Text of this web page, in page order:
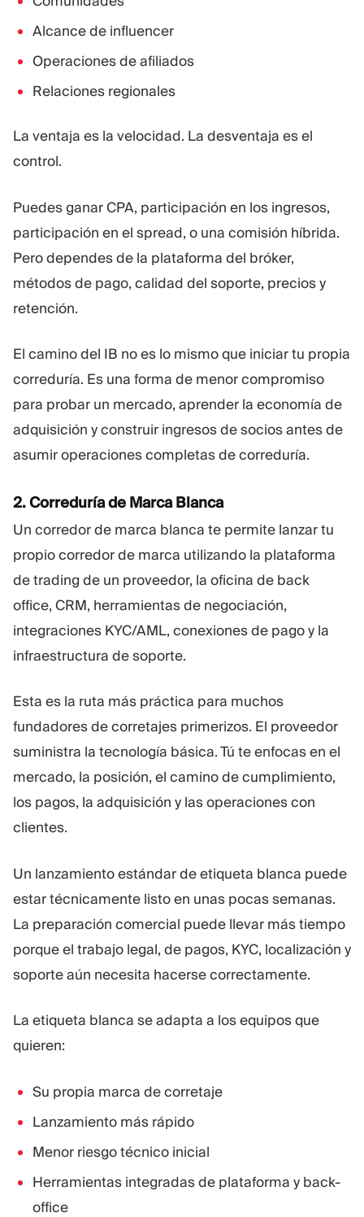
Alcance de influencer
Operaciones de afiliados
Relaciones regionales
La ventaja es la velocidad. La desventaja es el
control.
Puedes ganar CPA, participación en los ingresos,
participación en el spread, o una comisión híbrida.
Pero dependes de la plataforma del bróker,
métodos de pago, calidad del soporte, precios y
retención.
El camino del IB no es lo mismo que iniciar tu propia
correduría. Es una forma de menor compromiso
para probar un mercado, aprender la economía de
adquisición y construir ingresos de socios antes de
asumir operaciones completas de correduría.
2. Correduría de Marca Blanca
Un corredor de marca blanca te permite lanzar tu
propio corredor de marca utilizando la plataforma
de trading de un proveedor, la oficina de back
office, CRM, herramientas de negociación,
integraciones KYC/AML, conexiones de pago y la
infraestructura de soporte.
Esta es la ruta más práctica para muchos
fundadores de corretajes primerizos. El proveedor
suministra la tecnología básica. Tú te enfocas en el
mercado, la posición, el camino de cumplimiento,
los pagos, la adquisición y las operaciones con
clientes.
Un lanzamiento estándar de etiqueta blanca puede
estar técnicamente listo en unas pocas semanas.
La preparación comercial puede llevar más tiempo
porque el trabajo legal, de pagos, KYC, localización y
soporte aún necesita hacerse correctamente.
La etiqueta blanca se adapta a los equipos que
quieren:
Su propia marca de corretaje
Lanzamiento más rápido
Menor riesgo técnico inicial
Herramientas integradas de plataforma y back-
office